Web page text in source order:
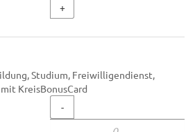
+
Studium, Freiwilligendienst,
KreisBonusCard
Menge
-